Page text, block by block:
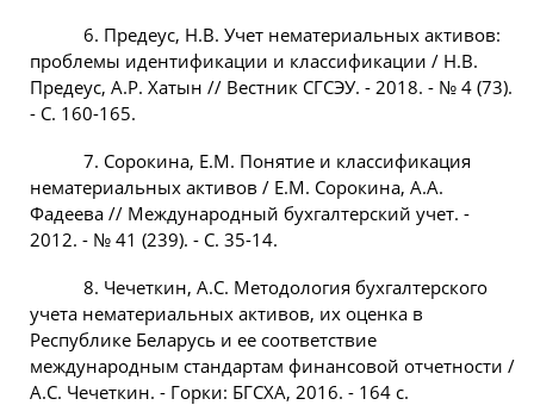
6. Предеус, Н.В. Учет нематериальных активов:
проблемы идентификации и классификации / Н.В.
Предеус, А.Р. Хатын // Вестник СГСЭУ. - 2018. - № 4 (73).
- С. 160-165.
7. Сорокина, Е.М. Понятие и классификация
нематериальных активов / Е.М. Сорокина, А.А.
Фадеева // Международный бухгалтерский учет. -
2012. - № 41 (239). - С. 35-14.
8. Чечеткин, А.С. Методология бухгалтерского
учета нематериальных активов, их оценка в
Республике Беларусь и ее соответствие
международным стандартам финансовой отчетности /
А.С. Чечеткин. - Горки: БГСХА, 2016. - 164 с.